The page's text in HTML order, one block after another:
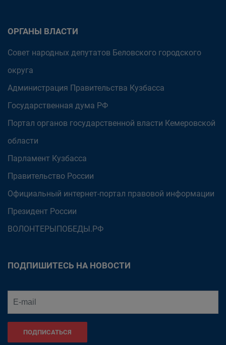
ОРГАНЫ ВЛАСТИ
Совет народных депутатов Беловского городского
округа
Администрация Правительства Кузбасса
Государственная дума РФ
Портал органов государственной власти Кемеровской
области
Парламент Кузбасса
Правительство России
Официальный интернет-портал правовой информации
Президент России
ВОЛОНТЕРЫПОБЕДЫ.РФ
ПОДПИШИТЕСЬ НА НОВОСТИ
ПОДПИСАТЬСЯ